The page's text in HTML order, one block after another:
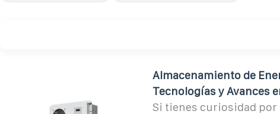
Almacenamiento de
Tecnologías y Avances
Si tienes curiosidad por